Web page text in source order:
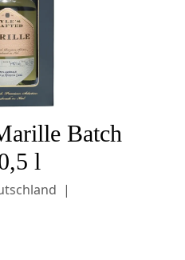
Batch
l